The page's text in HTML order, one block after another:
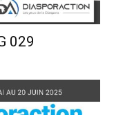
029